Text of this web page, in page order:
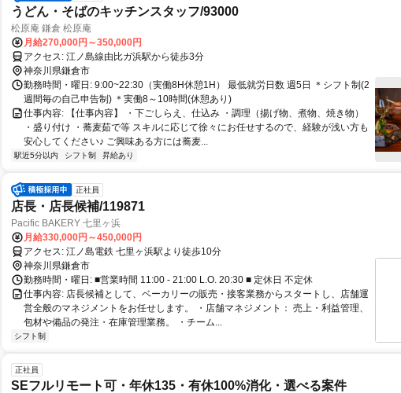
うどん・そばのキッチンスタッフ/93000
松原庵 鎌倉 松原庵
月給270,000円～350,000円
アクセス: 江ノ島線由比ガ浜駅から徒歩3分
神奈川県鎌倉市
勤務時間・曜日: 9:00~22:30（実働8H休憩1H） 最低就労日数 週5日 ＊シフト制(2
週間毎の自己申告制) ＊実働8～10時間(休憩あり)
仕事内容: 【仕事内容】 ・下ごしらえ、仕込み ・調理（揚げ物、煮物、焼き物）
・盛り付け ・蕎麦茹で等 スキルに応じて徐々にお任せするので、経験が浅い方も
安心してください♪ ご興味ある方には蕎麦...
駅近5分以内 シフト制 昇給あり
正社員
店長・店長候補/119871
Pacific BAKERY 七里ヶ浜
月給330,000円～450,000円
アクセス: 江ノ島電鉄 七里ヶ浜駅より徒歩10分
神奈川県鎌倉市
勤務時間・曜日: ■営業時間 11:00 - 21:00 L.O. 20:30 ■ 定休日 不定休
仕事内容: 店長候補として、ベーカリーの販売・接客業務からスタートし、店舗運
営全般のマネジメントをお任せします。 ・店舗マネジメント： 売上・利益管理、
包材や備品の発注・在庫管理業務。 ・チーム...
シフト制
正社員
SEフルリモート可・年休135・有休100%消化・選べる案件